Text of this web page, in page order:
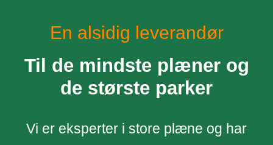
En alsidig leverandør
Til de mindste plæner og
de største parker
Vi er eksperter i store plæne og har